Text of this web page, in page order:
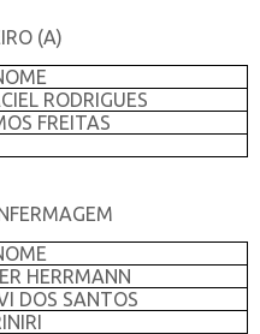
(A)
RODRIGUES
FREITAS
HERRMANN
DOS SANTOS